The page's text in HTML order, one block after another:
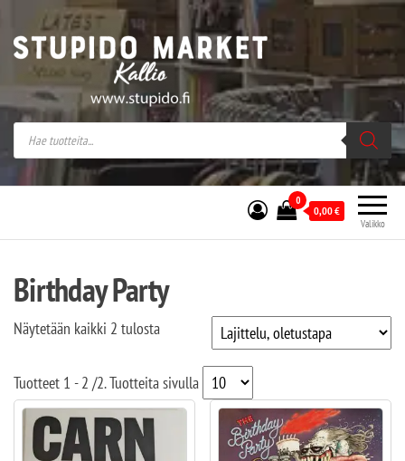
Stupido Market – verkossa ja kivijalassa
Stupido Market on vaihtoehtomusaan
erikoistunut verkko- sekä
kivijalkakauppa Helsingissä Kallion
sydämessä.
Valikko
0
0,00€
Birthday Party
Näytetään kaikki 2 tulosta
Tuotteet 1 - 2 /2. Tuotteita sivulla